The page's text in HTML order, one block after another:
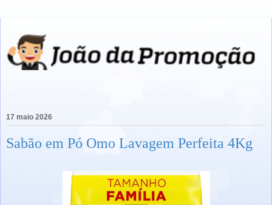
17 maio 2026
Sabão em Pó Omo Lavagem Perfeita 4Kg